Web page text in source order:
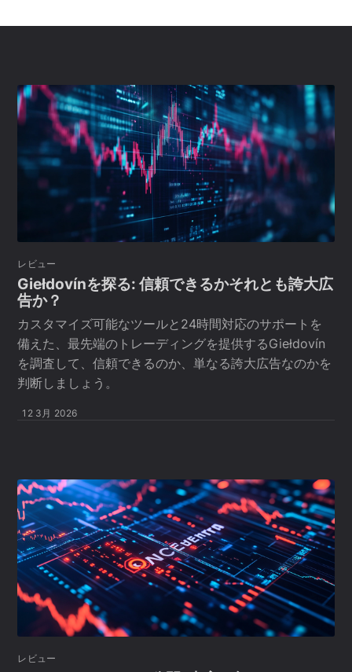
レビュー
Giełdovínを探る: 信頼できるかそれとも誇大広
告か？
カスタマイズ可能なツールと24時間対応のサポートを
備えた、最先端のトレーディングを提供するGiełdovín
を調査して、信頼できるのか、単なる誇大広告なのかを
判断しましょう。
12 3月 2026
レビュー